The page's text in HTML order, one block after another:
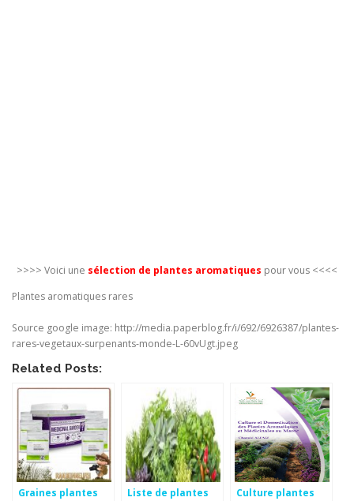
>>>> Voici une sélection de plantes aromatiques pour vous <<<<
Plantes aromatiques rares
Source google image: http://media.paperblog.fr/i/692/6926387/plantes-
rares-vegetaux-surpenants-monde-L-60vUgt.jpeg
Related Posts:
Graines plantes
Liste de plantes
Culture plantes